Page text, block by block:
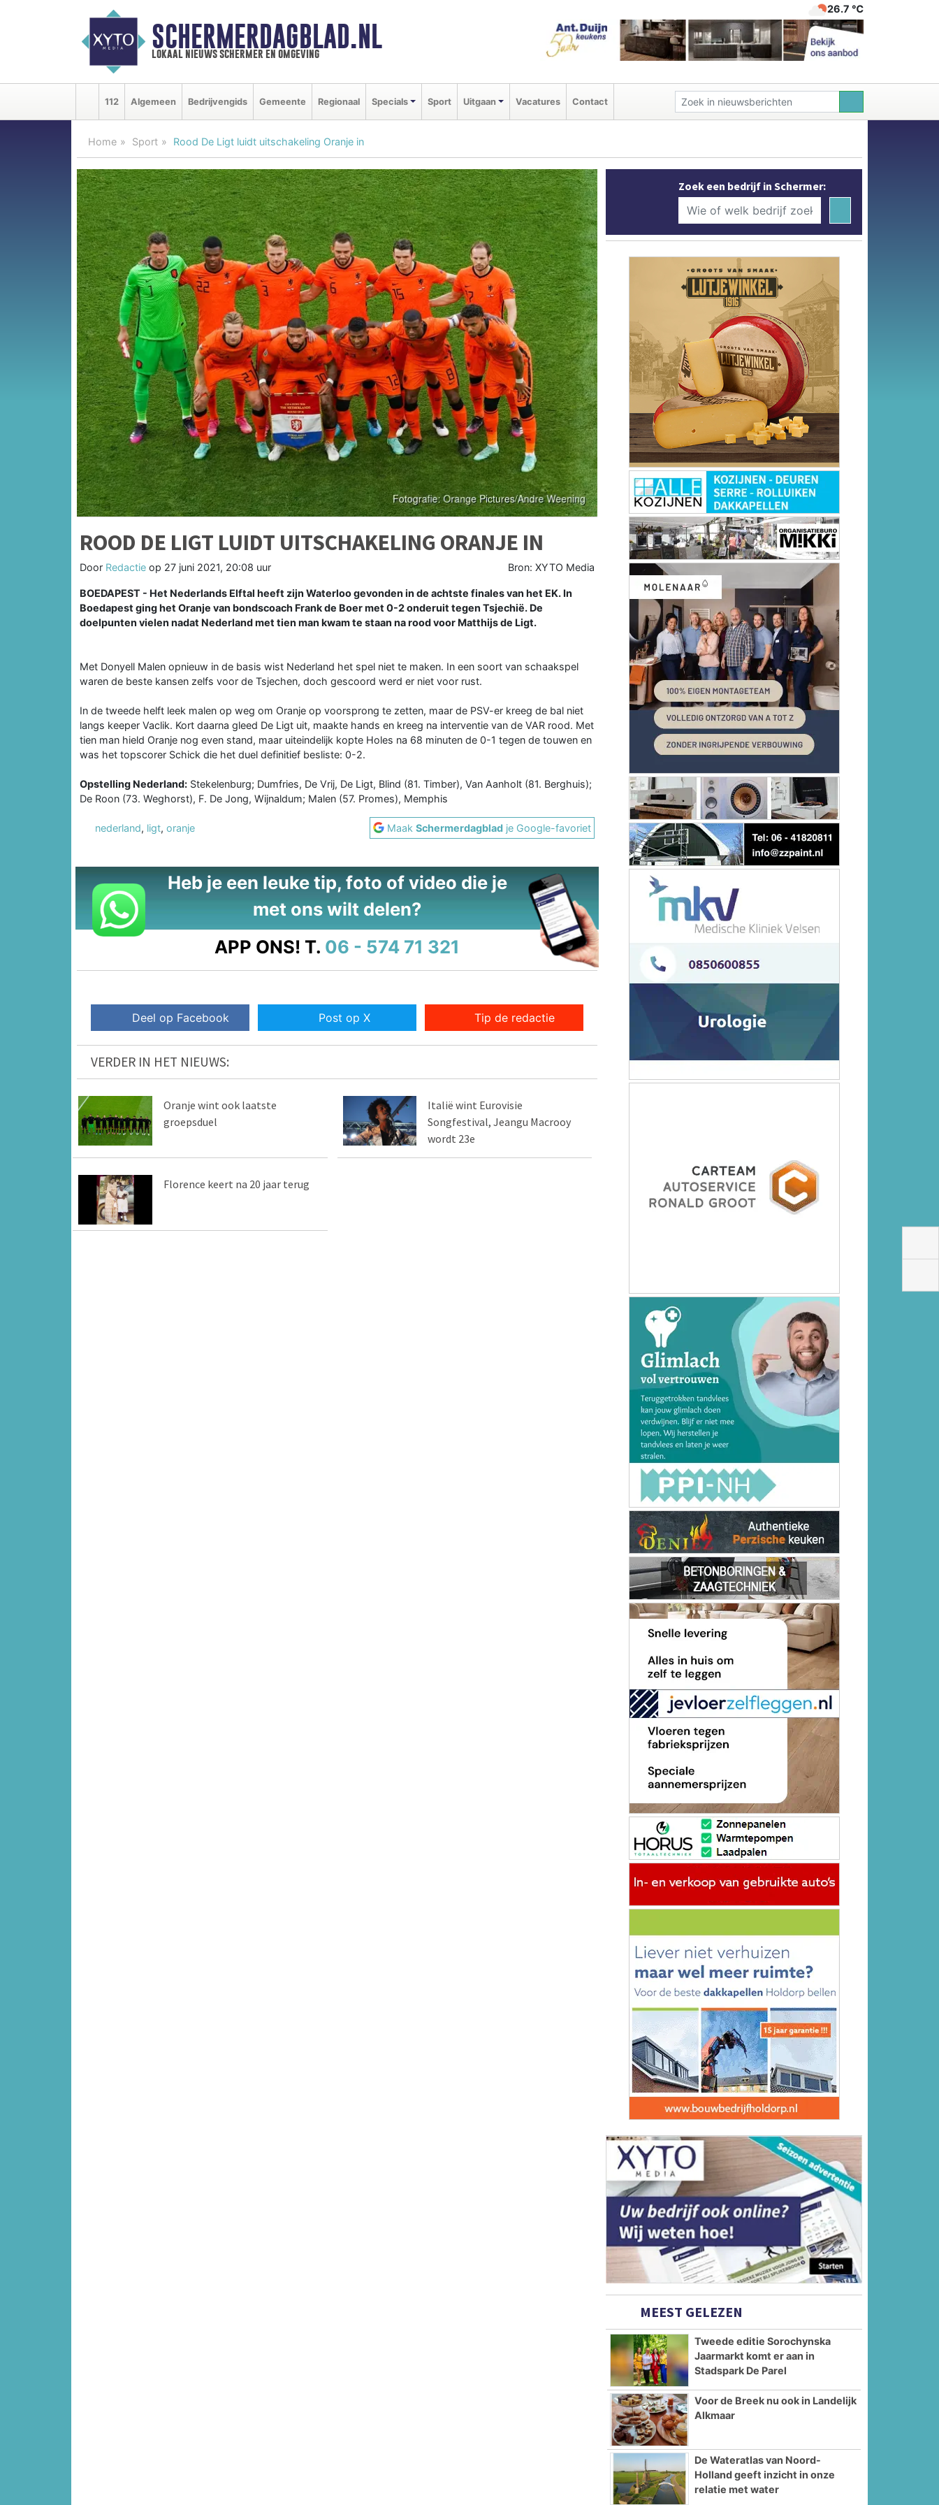
SCHERMERDAGBLAD.NL
lokaal nieuws schermer en omgeving
26.7 ℃
112 Algemeen Bedrijvengids Gemeente Regionaal Specials Sport Uitgaan Vacatures Contact
Home Sport Rood De Ligt luidt uitschakeling Oranje in
ROOD DE LIGT LUIDT UITSCHAKELING ORANJE IN
Door Redactie op 27 juni 2021, 20:08 uur Bron: XYTO Media
BOEDAPEST - Het Nederlands Elftal heeft zijn Waterloo gevonden in de achtste finales van het EK. In
Boedapest ging het Oranje van bondscoach Frank de Boer met 0-2 onderuit tegen Tsjechië. De
doelpunten vielen nadat Nederland met tien man kwam te staan na rood voor Matthijs de Ligt.
Met Donyell Malen opnieuw in de basis wist Nederland het spel niet te maken. In een soort van schaakspel
waren de beste kansen zelfs voor de Tsjechen, doch gescoord werd er niet voor rust.
In de tweede helft leek malen op weg om Oranje op voorsprong te zetten, maar de PSV-er kreeg de bal niet
langs keeper Vaclik. Kort daarna gleed De Ligt uit, maakte hands en kreeg na interventie van de VAR rood. Met
tien man hield Oranje nog even stand, maar uiteindelijk kopte Holes na 68 minuten de 0-1 tegen de touwen en
was het topscorer Schick die het duel definitief besliste: 0-2.
Opstelling Nederland: Stekelenburg; Dumfries, De Vrij, De Ligt, Blind (81. Timber), Van Aanholt (81. Berghuis);
De Roon (73. Weghorst), F. De Jong, Wijnaldum; Malen (57. Promes), Memphis
nederland, ligt, oranje MaakSchermerdagblad je Google-favoriet
Heb je een leuke tip, foto of video die je
met ons wilt delen?
APP ONS! T. 06 - 574 71 321
Deel op Facebook Post op X Tip de redactie
VERDER IN HET NIEUWS:
Oranje wint ook laatste
groepsduel
Italië wint Eurovisie
Songfestival, Jeangu Macrooy
wordt 23e
Florence keert na 20 jaar terug
Zoek een bedrijf in Schermer:
MEEST GELEZEN
Tweede editie Sorochynska
Jaarmarkt komt er aan in
Stadspark De Parel
Voor de Breek nu ook in Landelijk
Alkmaar
De Wateratlas van Noord-
Holland geeft inzicht in onze
relatie met water